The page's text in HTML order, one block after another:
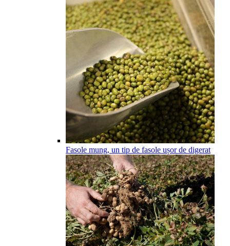
Fasole mung, un tip de fasole ușor de digerat